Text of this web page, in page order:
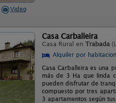
Video
Casa Carballeira
Casa Rural en Trabada
Alquiler por
Casa Carballeira es una
más de 3 Ha que linda
pueden disfrutar de
compuesto por tres
3 apartamentos según tus